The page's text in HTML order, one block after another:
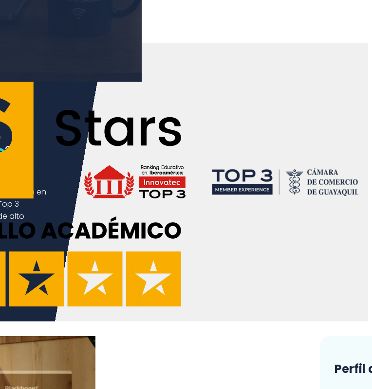
?
en
3
alto
Perfil